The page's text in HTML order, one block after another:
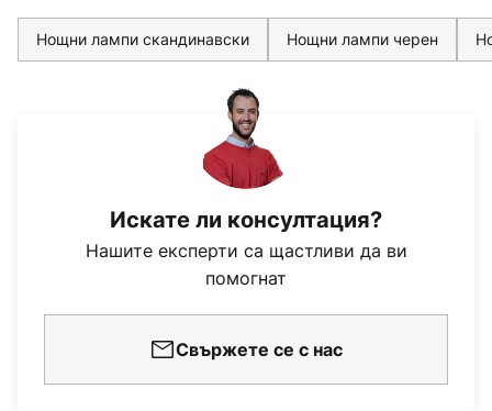
Нощни лампи скандинавски Нощни лампи черен
Искате ли консултация?
Нашите експерти са щастливи да ви
помогнат
Свържете се с нас